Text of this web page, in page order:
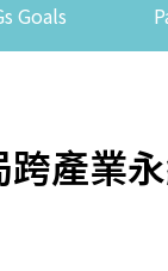
Goals
產業